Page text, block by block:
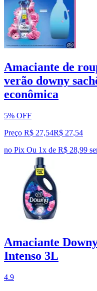
Amaciante de
verão downy
econômica
5% OFF
Preço R$ 27,54R$ 27,54
no Pix Ou 1x de R$ 28,99
Amaciante
Intenso 3L
4.9